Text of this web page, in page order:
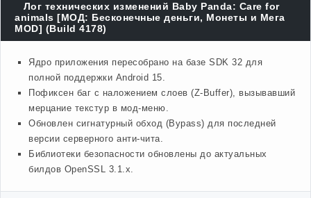
Лог технических изменений Baby Panda: Care for
animals [МОД: Бесконечные деньги, Монеты и Мега
MOD] (Build 4178)
Ядро приложения пересобрано на базе SDK 32 для
полной поддержки Android 15.
Пофиксен баг с наложением слоев (Z-Buffer), вызывавший
мерцание текстур в мод-меню.
Обновлен сигнатурный обход (Bypass) для последней
версии серверного анти-чита.
Библиотеки безопасности обновлены до актуальных
билдов OpenSSL 3.1.x.